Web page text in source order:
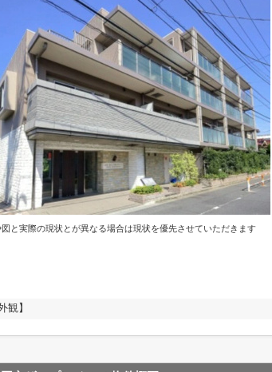
と実際の現状とが異なる場合は現状を優先させていただきます
観】